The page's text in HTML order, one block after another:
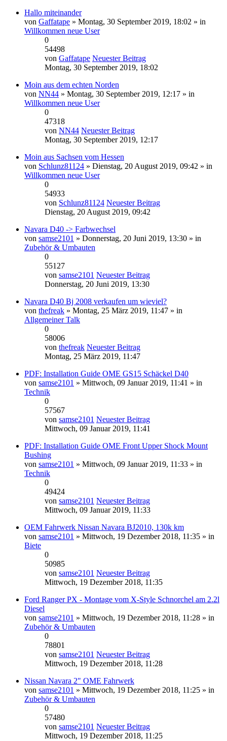
Hallo miteinander
von Gaffatape » Montag, 30 September 2019, 18:02 » in
Willkommen neue User
0
54498
von Gaffatape Neuester Beitrag
Montag, 30 September 2019, 18:02
Moin aus dem echten Norden
von NN44 » Montag, 30 September 2019, 12:17 » in
Willkommen neue User
0
47318
von NN44 Neuester Beitrag
Montag, 30 September 2019, 12:17
Moin aus Sachsen vom Hessen
von Schlunz81124 » Dienstag, 20 August 2019, 09:42 » in
Willkommen neue User
0
54933
von Schlunz81124 Neuester Beitrag
Dienstag, 20 August 2019, 09:42
Navara D40 -> Farbwechsel
von samse2101 » Donnerstag, 20 Juni 2019, 13:30 » in
Zubehör & Umbauten
0
55127
von samse2101 Neuester Beitrag
Donnerstag, 20 Juni 2019, 13:30
Navara D40 Bj 2008 verkaufen um wieviel?
von thefreak » Montag, 25 März 2019, 11:47 » in
Allgemeiner Talk
0
58006
von thefreak Neuester Beitrag
Montag, 25 März 2019, 11:47
PDF: Installation Guide OME GS15 Schäckel D40
von samse2101 » Mittwoch, 09 Januar 2019, 11:41 » in
Technik
0
57567
von samse2101 Neuester Beitrag
Mittwoch, 09 Januar 2019, 11:41
PDF: Installation Guide OME Front Upper Shock Mount
Bushing
von samse2101 » Mittwoch, 09 Januar 2019, 11:33 » in
Technik
0
49424
von samse2101 Neuester Beitrag
Mittwoch, 09 Januar 2019, 11:33
OEM Fahrwerk Nissan Navara BJ2010, 130k km
von samse2101 » Mittwoch, 19 Dezember 2018, 11:35 » in
Biete
0
50985
von samse2101 Neuester Beitrag
Mittwoch, 19 Dezember 2018, 11:35
Ford Ranger PX - Montage vom X-Style Schnorchel am 2.2l
Diesel
von samse2101 » Mittwoch, 19 Dezember 2018, 11:28 » in
Zubehör & Umbauten
0
78801
von samse2101 Neuester Beitrag
Mittwoch, 19 Dezember 2018, 11:28
Nissan Navara 2" OME Fahrwerk
von samse2101 » Mittwoch, 19 Dezember 2018, 11:25 » in
Zubehör & Umbauten
0
57480
von samse2101 Neuester Beitrag
Mittwoch, 19 Dezember 2018, 11:25